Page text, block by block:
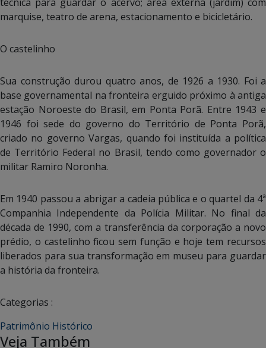
marquise, teatro de arena, estacionamento e bicicletário.
O castelinho
Sua construção durou quatro anos, de 1926 a 1930. Foi a
base governamental na fronteira erguido próximo à antiga
estação Noroeste do Brasil, em Ponta Porã. Entre 1943 e
1946 foi sede do governo do Território de Ponta Porã,
criado no governo Vargas, quando foi instituída a política
de Território Federal no Brasil, tendo como governador o
militar Ramiro Noronha.
Em 1940 passou a abrigar a cadeia pública e o quartel da 4ª
Companhia Independente da Polícia Militar. No final da
década de 1990, com a transferência da corporação a novo
prédio, o castelinho ficou sem função e hoje tem recursos
liberados para sua transformação em museu para guardar
a história da fronteira.
Categorias :
Patrimônio Histórico
Veja Também